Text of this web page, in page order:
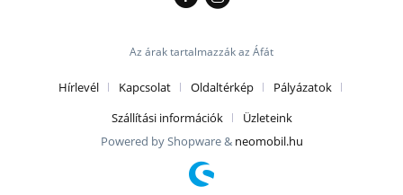
Az árak tartalmazzák az Áfát
Hírlevél Kapcsolat Oldaltérkép
Pályázatok
Szállítási információk
Üzleteink
Powered by Shopware & neomobil.hu